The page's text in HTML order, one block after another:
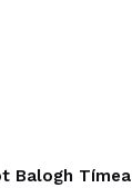
Balogh Tímea